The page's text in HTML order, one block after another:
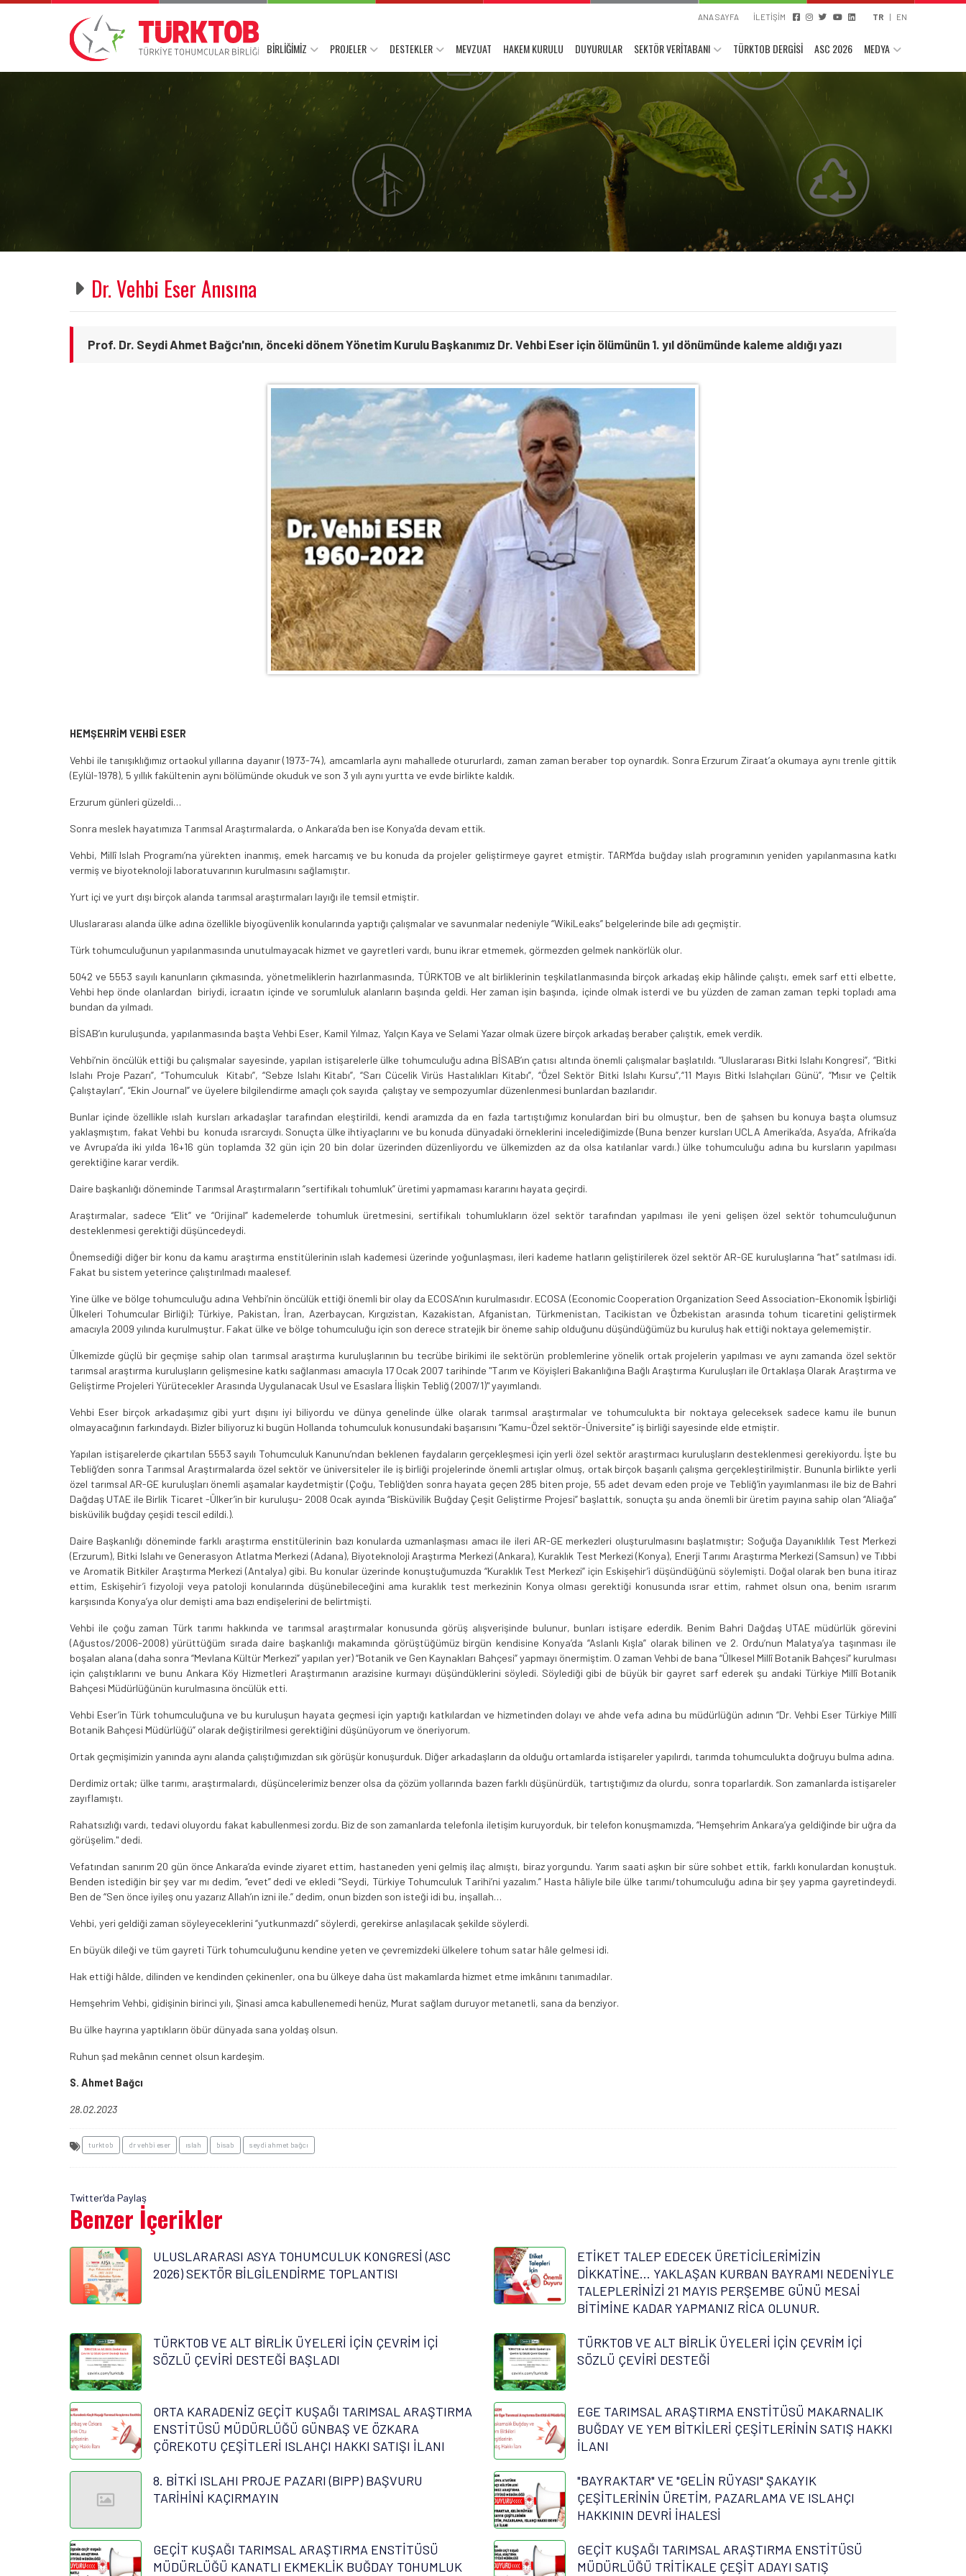
ANA SAYFA İLETİŞİM TR | EN
BİRLİĞİMİZ PROJELER DESTEKLER MEVZUAT HAKEM KURULU DUYURULAR SEKTÖR VERİTABANI TÜRKTOB DERGİSİ ASC 2026 MEDYA
Dr. Vehbi Eser Anısına
Prof. Dr. Seydi Ahmet Bağcı'nın, önceki dönem Yönetim Kurulu Başkanımız Dr. Vehbi Eser için ölümünün 1. yıl dönümünde kaleme aldığı yazı
HEMŞEHRİM VEHBİ ESER
Vehbi ile tanışıklığımız ortaokul yıllarına dayanır (1973-74), amcamlarla aynı mahallede otururlardı, zaman zaman beraber top oynardık. Sonra Erzurum Ziraat’a okumaya aynı trenle gittik
(Eylül-1978), 5 yıllık fakültenin aynı bölümünde okuduk ve son 3 yılı aynı yurtta ve evde birlikte kaldık.
Erzurum günleri güzeldi…
Sonra meslek hayatımıza Tarımsal Araştırmalarda, o Ankara’da ben ise Konya’da devam ettik.
Vehbi, Millî Islah Programı’na yürekten inanmış, emek harcamış ve bu konuda da projeler geliştirmeye gayret etmiştir. TARM’da buğday ıslah programının yeniden yapılanmasına katkı
vermiş ve biyoteknoloji laboratuvarının kurulmasını sağlamıştır.
Yurt içi ve yurt dışı birçok alanda tarımsal araştırmaları layığı ile temsil etmiştir.
Uluslararası alanda ülke adına özellikle biyogüvenlik konularında yaptığı çalışmalar ve savunmalar nedeniyle “WikiLeaks” belgelerinde bile adı geçmiştir.
Türk tohumculuğunun yapılanmasında unutulmayacak hizmet ve gayretleri vardı, bunu ikrar etmemek, görmezden gelmek nankörlük olur.
5042 ve 5553 sayılı kanunların çıkmasında, yönetmeliklerin hazırlanmasında, TÜRKTOB ve alt birliklerinin teşkilatlanmasında birçok arkadaş ekip hâlinde çalıştı, emek sarf etti elbette,
Vehbi hep önde olanlardan biriydi, icraatın içinde ve sorumluluk alanların başında geldi. Her zaman işin başında, içinde olmak isterdi ve bu yüzden de zaman zaman tepki topladı ama
bundan da yılmadı.
BİSAB’ın kuruluşunda, yapılanmasında başta Vehbi Eser, Kamil Yılmaz, Yalçın Kaya ve Selami Yazar olmak üzere birçok arkadaş beraber çalıştık, emek verdik.
Vehbi’nin öncülük ettiği bu çalışmalar sayesinde, yapılan istişarelerle ülke tohumculuğu adına BİSAB’ın çatısı altında önemli çalışmalar başlatıldı. “Uluslararası Bitki Islahı Kongresi”, “Bitki
Islahı Proje Pazarı”, “Tohumculuk Kitabı”, “Sebze Islahı Kitabı”, “Sarı Cücelik Virüs Hastalıkları Kitabı”, “Özel Sektör Bitki Islahı Kursu”,“11 Mayıs Bitki Islahçıları Günü”, “Mısır ve Çeltik
Çalıştayları”, “Ekin Journal” ve üyelere bilgilendirme amaçlı çok sayıda çalıştay ve sempozyumlar düzenlenmesi bunlardan bazılarıdır.
Bunlar içinde özellikle ıslah kursları arkadaşlar tarafından eleştirildi, kendi aramızda da en fazla tartıştığımız konulardan biri bu olmuştur, ben de şahsen bu konuya başta olumsuz
yaklaşmıştım, fakat Vehbi bu konuda ısrarcıydı. Sonuçta ülke ihtiyaçlarını ve bu konuda dünyadaki örneklerini incelediğimizde (Buna benzer kursları UCLA Amerika’da, Asya’da, Afrika’da
ve Avrupa’da iki yılda 16+16 gün toplamda 32 gün için 20 bin dolar üzerinden düzenliyordu ve ülkemizden az da olsa katılanlar vardı.) ülke tohumculuğu adına bu kursların yapılması
gerektiğine karar verdik.
Daire başkanlığı döneminde Tarımsal Araştırmaların “sertifikalı tohumluk” üretimi yapmaması kararını hayata geçirdi.
Araştırmalar, sadece “Elit” ve “Orijinal” kademelerde tohumluk üretmesini, sertifikalı tohumlukların özel sektör tarafından yapılması ile yeni gelişen özel sektör tohumculuğunun
desteklenmesi gerektiği düşüncedeydi.
Önemsediği diğer bir konu da kamu araştırma enstitülerinin ıslah kademesi üzerinde yoğunlaşması, ileri kademe hatların geliştirilerek özel sektör AR-GE kuruluşlarına “hat” satılması idi.
Fakat bu sistem yeterince çalıştırılmadı maalesef.
Yine ülke ve bölge tohumculuğu adına Vehbi’nin öncülük ettiği önemli bir olay da ECOSA’nın kurulmasıdır. ECOSA (Economic Cooperation Organization Seed Association-Ekonomik İşbirliği
Ülkeleri Tohumcular Birliği); Türkiye, Pakistan, İran, Azerbaycan, Kırgızistan, Kazakistan, Afganistan, Türkmenistan, Tacikistan ve Özbekistan arasında tohum ticaretini geliştirmek
amacıyla 2009 yılında kurulmuştur. Fakat ülke ve bölge tohumculuğu için son derece stratejik bir öneme sahip olduğunu düşündüğümüz bu kuruluş hak ettiği noktaya gelememiştir.
Ülkemizde güçlü bir geçmişe sahip olan tarımsal araştırma kuruluşlarının bu tecrübe birikimi ile sektörün problemlerine yönelik ortak projelerin yapılması ve aynı zamanda özel sektör
tarımsal araştırma kuruluşların gelişmesine katkı sağlanması amacıyla 17 Ocak 2007 tarihinde "Tarım ve Köyişleri Bakanlığına Bağlı Araştırma Kuruluşları ile Ortaklaşa Olarak Araştırma ve
Geliştirme Projeleri Yürütecekler Arasında Uygulanacak Usul ve Esaslara İlişkin Tebliğ (2007/1)" yayımlandı.
Vehbi Eser birçok arkadaşımız gibi yurt dışını iyi biliyordu ve dünya genelinde ülke olarak tarımsal araştırmalar ve tohumculukta bir noktaya geleceksek sadece kamu ile bunun
olmayacağının farkındaydı. Bizler biliyoruz ki bugün Hollanda tohumculuk konusundaki başarısını “Kamu-Özel sektör-Üniversite” iş birliği sayesinde elde etmiştir.
Yapılan istişarelerde çıkartılan 5553 sayılı Tohumculuk Kanunu’ndan beklenen faydaların gerçekleşmesi için yerli özel sektör araştırmacı kuruluşların desteklenmesi gerekiyordu. İşte bu
Tebliğ’den sonra Tarımsal Araştırmalarda özel sektör ve üniversiteler ile iş birliği projelerinde önemli artışlar olmuş, ortak birçok başarılı çalışma gerçekleştirilmiştir. Bununla birlikte yerli
özel tarımsal AR-GE kuruluşları önemli aşamalar kaydetmiştir (Çoğu, Tebliğ'den sonra hayata geçen 285 biten proje, 55 adet devam eden proje ve Tebliğ'in yayımlanması ile biz de Bahri
Dağdaş UTAE ile Birlik Ticaret -Ülker’in bir kuruluşu- 2008 Ocak ayında “Bisküvilik Buğday Çeşit Geliştirme Projesi” başlattık, sonuçta şu anda önemli bir üretim payına sahip olan “Aliağa”
bisküvilik buğday çeşidi tescil edildi.).
Daire Başkanlığı döneminde farklı araştırma enstitülerinin bazı konularda uzmanlaşması amacı ile ileri AR-GE merkezleri oluşturulmasını başlatmıştır; Soğuğa Dayanıklılık Test Merkezi
(Erzurum), Bitki Islahı ve Generasyon Atlatma Merkezi (Adana), Biyoteknoloji Araştırma Merkezi (Ankara), Kuraklık Test Merkezi (Konya), Enerji Tarımı Araştırma Merkezi (Samsun) ve Tıbbi
ve Aromatik Bitkiler Araştırma Merkezi (Antalya) gibi. Bu konular üzerinde konuştuğumuzda “Kuraklık Test Merkezi” için Eskişehir’i düşündüğünü söylemişti. Doğal olarak ben buna itiraz
ettim, Eskişehir’i fizyoloji veya patoloji konularında düşünebileceğini ama kuraklık test merkezinin Konya olması gerektiği konusunda ısrar ettim, rahmet olsun ona, benim ısrarım
karşısında Konya’ya olur demişti ama bazı endişelerini de belirtmişti.
Vehbi ile çoğu zaman Türk tarımı hakkında ve tarımsal araştırmalar konusunda görüş alışverişinde bulunur, bunları istişare ederdik. Benim Bahri Dağdaş UTAE müdürlük görevini
(Ağustos/2006-2008) yürüttüğüm sırada daire başkanlığı makamında görüştüğümüz birgün kendisine Konya’da “Aslanlı Kışla” olarak bilinen ve 2. Ordu’nun Malatya’ya taşınması ile
boşalan alana (daha sonra “Mevlana Kültür Merkezi” yapılan yer) “Botanik ve Gen Kaynakları Bahçesi” yapmayı önermiştim. O zaman Vehbi de bana “Ülkesel Millî Botanik Bahçesi” kurulması
için çalıştıklarını ve bunu Ankara Köy Hizmetleri Araştırmanın arazisine kurmayı düşündüklerini söyledi. Söylediği gibi de büyük bir gayret sarf ederek şu andaki Türkiye Millî Botanik
Bahçesi Müdürlüğünün kurulmasına öncülük etti.
Vehbi Eser’in Türk tohumculuğuna ve bu kuruluşun hayata geçmesi için yaptığı katkılardan ve hizmetinden dolayı ve ahde vefa adına bu müdürlüğün adının “Dr. Vehbi Eser Türkiye Millî
Botanik Bahçesi Müdürlüğü” olarak değiştirilmesi gerektiğini düşünüyorum ve öneriyorum.
Ortak geçmişimizin yanında aynı alanda çalıştığımızdan sık görüşür konuşurduk. Diğer arkadaşların da olduğu ortamlarda istişareler yapılırdı, tarımda tohumculukta doğruyu bulma adına.
Derdimiz ortak; ülke tarımı, araştırmalardı, düşüncelerimiz benzer olsa da çözüm yollarında bazen farklı düşünürdük, tartıştığımız da olurdu, sonra toparlardık. Son zamanlarda istişareler
zayıflamıştı.
Rahatsızlığı vardı, tedavi oluyordu fakat kabullenmesi zordu. Biz de son zamanlarda telefonla iletişim kuruyorduk, bir telefon konuşmamızda, “Hemşehrim Ankara’ya geldiğinde bir uğra da
görüşelim." dedi.
Vefatından sanırım 20 gün önce Ankara’da evinde ziyaret ettim, hastaneden yeni gelmiş ilaç almıştı, biraz yorgundu. Yarım saati aşkın bir süre sohbet ettik, farklı konulardan konuştuk.
Benden istediğin bir şey var mı dedim, “evet” dedi ve ekledi “Seydi, Türkiye Tohumculuk Tarihi’ni yazalım.” Hasta hâliyle bile ülke tarımı/tohumculuğu adına bir şey yapma gayretindeydi.
Ben de “Sen önce iyileş onu yazarız Allah’ın izni ile.” dedim, onun bizden son isteği idi bu, inşallah…
Vehbi, yeri geldiği zaman söyleyeceklerini “yutkunmazdı” söylerdi, gerekirse anlaşılacak şekilde söylerdi.
En büyük dileği ve tüm gayreti Türk tohumculuğunu kendine yeten ve çevremizdeki ülkelere tohum satar hâle gelmesi idi.
Hak ettiği hâlde, dilinden ve kendinden çekinenler, ona bu ülkeye daha üst makamlarda hizmet etme imkânını tanımadılar.
Hemşehrim Vehbi, gidişinin birinci yılı, Şinasi amca kabullenemedi henüz, Murat sağlam duruyor metanetli, sana da benziyor.
Bu ülke hayrına yaptıkların öbür dünyada sana yoldaş olsun.
Ruhun şad mekânın cennet olsun kardeşim.
S. Ahmet Bağcı
28.02.2023
turktob dr vehbi eser ıslah bisab seydi ahmet bağcı
Twitter'da Paylaş
Benzer İçerikler
ULUSLARARASI ASYA TOHUMCULUK KONGRESİ (ASC
2026) SEKTÖR BİLGİLENDİRME TOPLANTISI
ETİKET TALEP EDECEK ÜRETİCİLERİMİZİN
DİKKATİNE... YAKLAŞAN KURBAN BAYRAMI NEDENİYLE
TALEPLERİNİZİ 21 MAYIS PERŞEMBE GÜNÜ MESAİ
BİTİMİNE KADAR YAPMANIZ RİCA OLUNUR.
TÜRKTOB VE ALT BİRLİK ÜYELERİ İÇİN ÇEVRİM İÇİ
SÖZLÜ ÇEVİRİ DESTEĞİ BAŞLADI
TÜRKTOB VE ALT BİRLİK ÜYELERİ İÇİN ÇEVRİM İÇİ
SÖZLÜ ÇEVİRİ DESTEĞİ
ORTA KARADENİZ GEÇİT KUŞAĞI TARIMSAL ARAŞTIRMA
ENSTİTÜSÜ MÜDÜRLÜĞÜ GÜNBAŞ VE ÖZKARA
ÇÖREKOTU ÇEŞİTLERİ ISLAHÇI HAKKI SATIŞI İLANI
EGE TARIMSAL ARAŞTIRMA ENSTİTÜSÜ MAKARNALIK
BUĞDAY VE YEM BİTKİLERİ ÇEŞİTLERİNİN SATIŞ HAKKI
İLANI
8. BİTKİ ISLAHI PROJE PAZARI (BIPP) BAŞVURU
TARİHİNİ KAÇIRMAYIN
"BAYRAKTAR" VE "GELİN RÜYASI" ŞAKAYIK
ÇEŞİTLERİNİN ÜRETİM, PAZARLAMA VE ISLAHÇI
HAKKININ DEVRİ İHALESİ
GEÇİT KUŞAĞI TARIMSAL ARAŞTIRMA ENSTİTÜSÜ
MÜDÜRLÜĞÜ KANATLI EKMEKLİK BUĞDAY TOHUMLUK
GEÇİT KUŞAĞI TARIMSAL ARAŞTIRMA ENSTİTÜSÜ
MÜDÜRLÜĞÜ TRİTİKALE ÇEŞİT ADAYI SATIŞ